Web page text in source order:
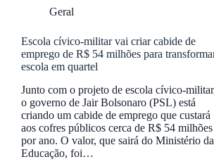
Geral
Escola cívico-militar vai criar cabide de
emprego de R$ 54 milhões para
escola em quartel
Junto com o projeto de escola cívico-
o governo de Jair Bolsonaro (PSL) está
criando um cabide de emprego que custará
aos cofres públicos cerca de R$ 54 milhões
por ano. O valor, que sairá do Ministério da
Educação, foi…